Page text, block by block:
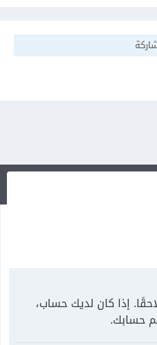
إذا كان لديك حساب،
حسابك.